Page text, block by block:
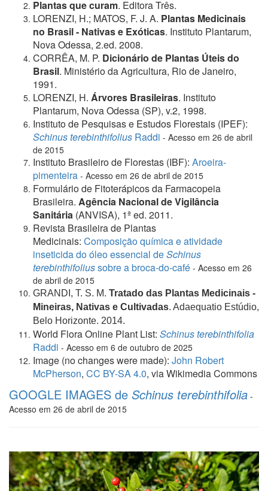
Plantas que curam. Editora Três.
LORENZI, H.; MATOS, F. J. A. Plantas Medicinais
no Brasil - Nativas e Exóticas. Instituto Plantarum,
Nova Odessa, 2.ed. 2008.
CORRÊA, M. P. Dicionário de Plantas Úteis do
Brasil. Ministério da Agricultura, Rio de Janeiro,
1991.
LORENZI, H. Árvores Brasileiras. Instituto
Plantarum, Nova Odessa (SP), v.2, 1998.
Instituto de Pesquisas e Estudos Florestais (IPEF):
Schinus terebinthifolius Raddi - Acesso em 26 de abril
de 2015
Instituto Brasileiro de Florestas (IBF): Aroeira-
pimenteira - Acesso em 26 de abril de 2015
Formulário de Fitoterápicos da Farmacopeia
Brasileira. Agência Nacional de Vigilância
Sanitária (ANVISA), 1ª ed. 2011.
Revista Brasileira de Plantas
Medicinais: Composição química e atividade
inseticida do óleo essencial deSchinus
terebinthifoliussobre a broca-do-café - Acesso em 26
de abril de 2015
GRANDI, T. S. M. Tratado das Plantas Medicinais -
Mineiras, Nativas e Cultivadas. Adaequatio Estúdio,
Belo Horizonte. 2014.
World Flora Online Plant List: Schinus terebinthifolia
Raddi - Acesso em 6 de outubro de 2025
Image (no changes were made): John Robert
McPherson, CC BY-SA 4.0, via Wikimedia Commons
GOOGLE IMAGES de Schinus terebinthifolia -
Acesso em 26 de abril de 2015